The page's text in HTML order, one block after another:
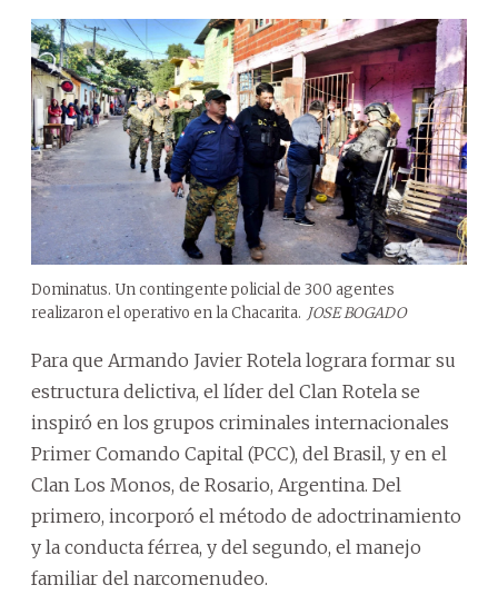
Dominatus. Un contingente policial de 300 agentes
realizaron el operativo en la Chacarita. JOSE BOGADO
Para que Armando Javier Rotela lograra formar su
estructura delictiva, el líder del Clan Rotela se
inspiró en los grupos criminales internacionales
Primer Comando Capital (PCC), del Brasil, y en el
Clan Los Monos, de Rosario, Argentina. Del
primero, incorporó el método de adoctrinamiento
y la conducta férrea, y del segundo, el manejo
familiar del narcomenudeo.